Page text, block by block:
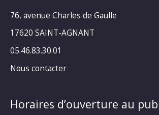
76, avenue Charles de Gaulle
17620 SAINT-AGNANT
05.46.83.30.01
Nous contacter
Horaires d’ouverture au